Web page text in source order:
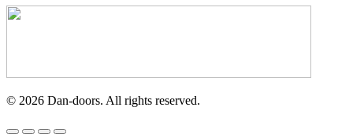
© 2026 Dan-doors. All rights reserved.